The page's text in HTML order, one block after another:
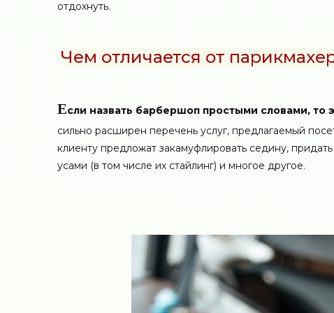
отдохнуть.
Чем отличается от
Если назвать барбершоп простыми словами, то
сильно расширен перечень услуг, предлагаемый
клиенту предложат закамуфлировать седину,
усами (в том числе их стайлинг) и многое другое.